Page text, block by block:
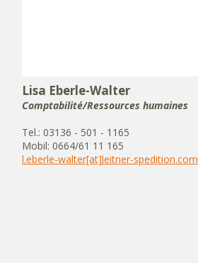
Lisa Eberle-Walter
Comptabilité/Ressources humaines
Tel.: 03136 - 501 - 1165
Mobil: 0664/61 11 165
l.eberle-walter[at]leitner-spedition.com